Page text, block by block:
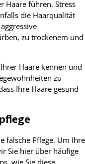
Haare führen. Stress
die Haarqualität
zu trockenem und
Haare kennen und
zu
Ihre Haare gesund
falsche Pflege. Um Ihre
Sie hier über häufige
wie Sie diese